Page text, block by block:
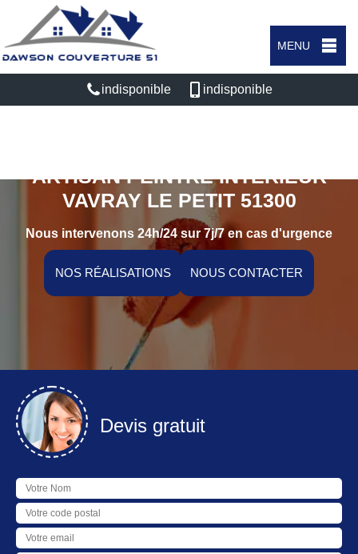
MENU
indisponible indisponible
ARTISAN PEINTRE INTÉRIEUR
VAVRAY LE PETIT 51300
Nous intervenons 24h/24 sur 7j/7 en cas d'urgence
NOS RÉALISATIONS NOUS CONTACTER
Devis gratuit